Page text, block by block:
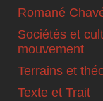
Romané
Sociétés et
mouvement
Terrains et
Texte et Trait